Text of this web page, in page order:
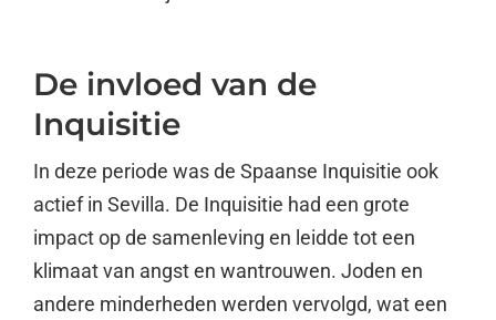
De invloed van de
Inquisitie
In deze periode was de Spaanse Inquisitie ook
actief in Sevilla. De Inquisitie had een grote
impact op de samenleving en leidde tot een
klimaat van angst en wantrouwen. Joden en
andere minderheden werden vervolgd, wat een